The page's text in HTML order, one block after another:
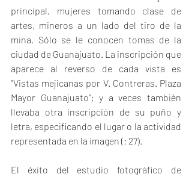
principal, mujeres tomando clase de
artes, mineros a un lado del tiro de la
mina. Sólo se le conocen tomas de la
ciudad de Guanajuato. La inscripción que
aparece al reverso de cada vista es
“Vistas mejicanas por V. Contreras. Plaza
Mayor Guanajuato”; y a veces también
llevaba otra inscripción de su puño y
letra, especificando el lugar o la actividad
representada en la imagen (: 27).
El éxito del estudio fotográfico de